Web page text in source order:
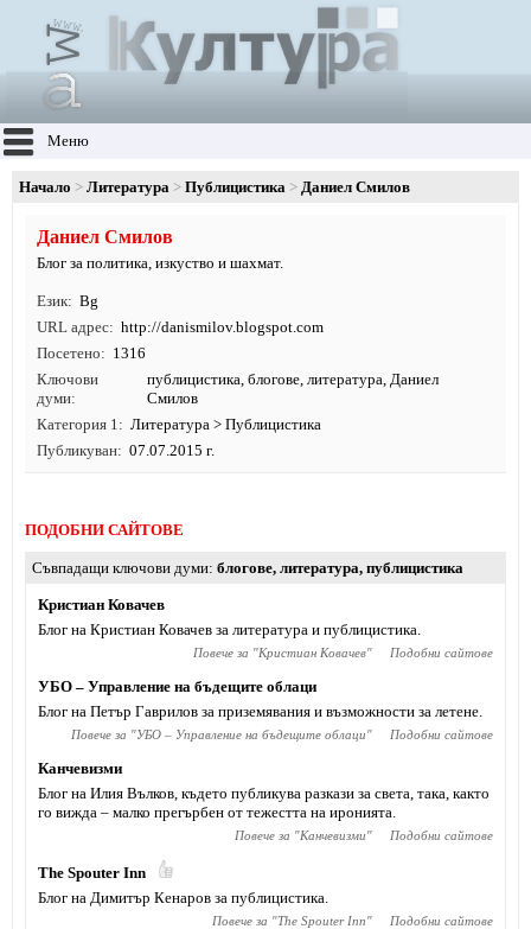
Меню
Начало Литература Публицистика Даниел Смилов
Даниел Смилов
Блог за политика, изкуство и шахмат.
Език
Bg
URL адрес
http://danismilov.blogspot.com
Посетено
1316
Ключови
думи
публицистика, блогове, литература, Даниел
Смилов
Категория 1
Литература > Публицистика
Публикуван
07.07.2015 г.
ПОДОБНИ САЙТОВЕ
Съвпадащи ключови думи блогове, литература, публицистика
Кристиан Ковачев
Блог на Кристиан Ковачев за литература и публицистика.
Повече за "Кристиан Ковачев" Подобни сайтове
УБО – Управление на бъдещите облаци
Блог на Петър Гаврилов за приземявания и възможности за летене.
Повече за "УБО – Управление на бъдещите облаци" Подобни сайтове
Канчевизми
Блог на Илия Вълков, където публикува разкази за света, така, както
го вижда – малко прегърбен от тежестта на иронията.
Повече за "Канчевизми" Подобни сайтове
The Spouter Inn
Блог на Димитър Кенаров за публицистика.
Повече за "The Spouter Inn" Подобни сайтове